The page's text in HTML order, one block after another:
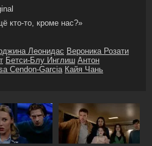
кто-то, кроме нас?»
Леонидас Вероника Розати
Бетси-Блу Инглиш Антон
Cendon-Garcia Кайя Чань